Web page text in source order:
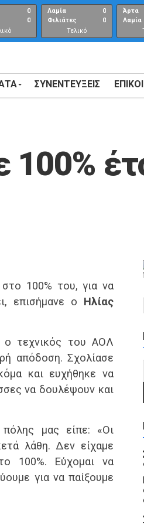
0
0
Λαμία
Φιλιάτες
0
0
Τελικό
Αποτέλεσμα
Άρτα
Λαμία
ΣΥΝΕΝΤΕΎΞΕΙΣ
100% του, για να
επισήμανε ο Ηλίας
ο τεχνικός του ΑΟΛ
απόδοση. Σχολίασε
και ευχήθηκε να
να δουλέψουν και
μας είπε: «Οι
λάθη. Δεν είχαμε
100%. Εύχομαι να
για να παίξουμε